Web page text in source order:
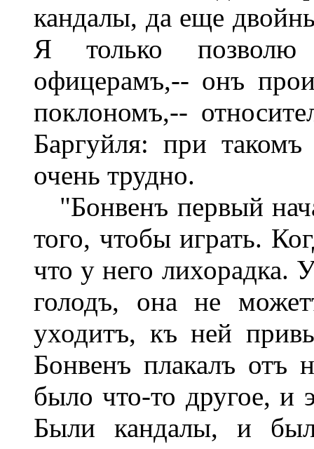
кандалы, да еще
Я только позволю
офицерамъ,-- онъ
поклономъ,--
Баргуйля: при
очень трудно.
"Бонвенъ первый
того, чтобы играть.
что у него лихорадка.
голодъ, она не
уходитъ, къ ней
Бонвенъ плакалъ отъ
было что-то другое, и
Были кандалы, и